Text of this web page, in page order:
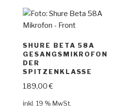
SHURE BETA 58A
GESANGSMIKROFON
DER
SPITZENKLASSE
189,00€
inkl. 19 % MwSt.